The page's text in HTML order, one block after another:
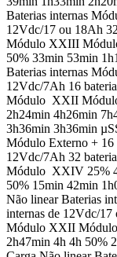
Baterias internas
12Vdc/17 ou 18Ah
Módulo XXIII
50% 33min 53min
Baterias internas
12Vdc/7Ah 16
Módulo XXII
2h24min 4h26min
3h36min 3h36min
Módulo Externo + 16
12Vdc/7Ah 32
Módulo XXIV 25%
50% 15min 42min
Não linear Baterias
internas de 12Vdc/
Módulo XXII
2h47min 4h 4h 50%